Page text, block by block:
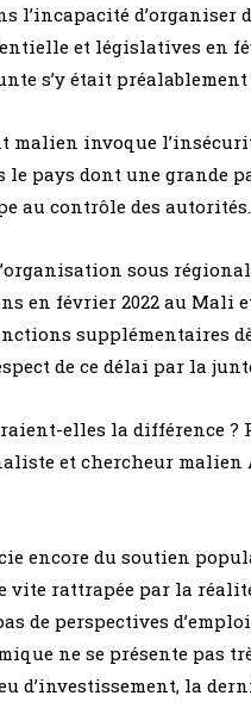
l’incapacité d’organiser
et législatives en
s’y était préalablement
malien invoque
le pays dont une grande
au contrôle des autorités.
l’organisation sous
en février 2022 au Mali
supplémentaires
de ce délai par la
elles la différence ?
et chercheur malien
encore du soutien
vite rattrapée par la
de perspectives
ne se présente pas
d’investissement, la